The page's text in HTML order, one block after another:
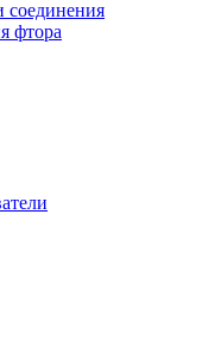
соединения
фтора